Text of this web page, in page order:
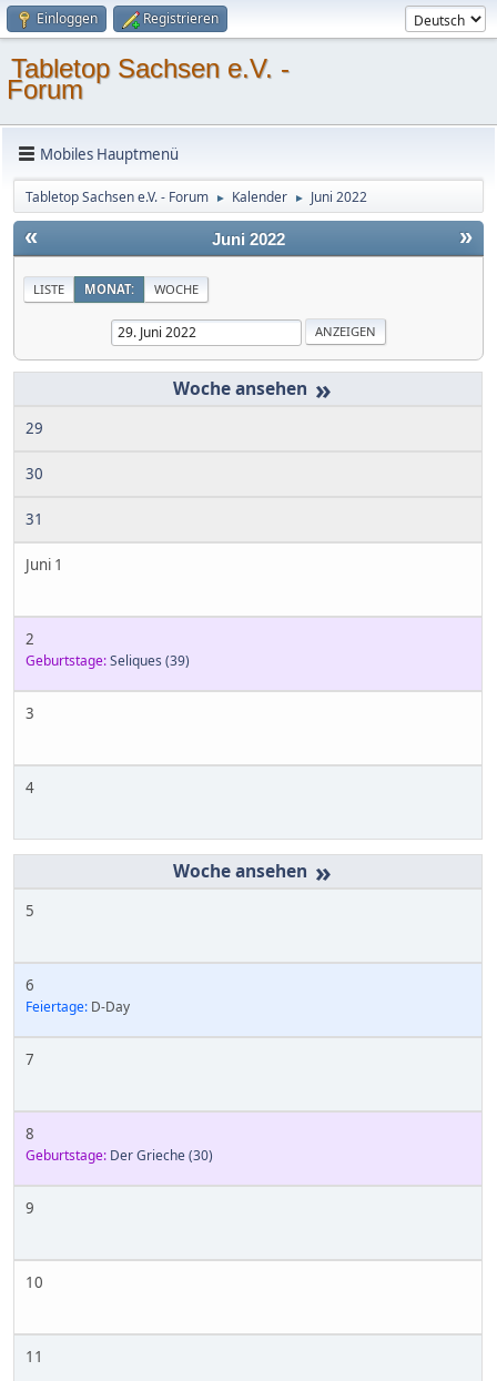
Einloggen Registrieren
Tabletop Sachsen e.V. -
Forum
Mobiles Hauptmenü
Tabletop Sachsen e.V. - Forum ► Kalender ► Juni 2022
« »
Juni 2022
LISTE MONAT: WOCHE
»
29
30
31
Juni 1
2
Geburtstage:Seliques (39)
3
4
»
5
6
Feiertage: D-Day
7
8
Geburtstage: Der Grieche(30)
9
10
11